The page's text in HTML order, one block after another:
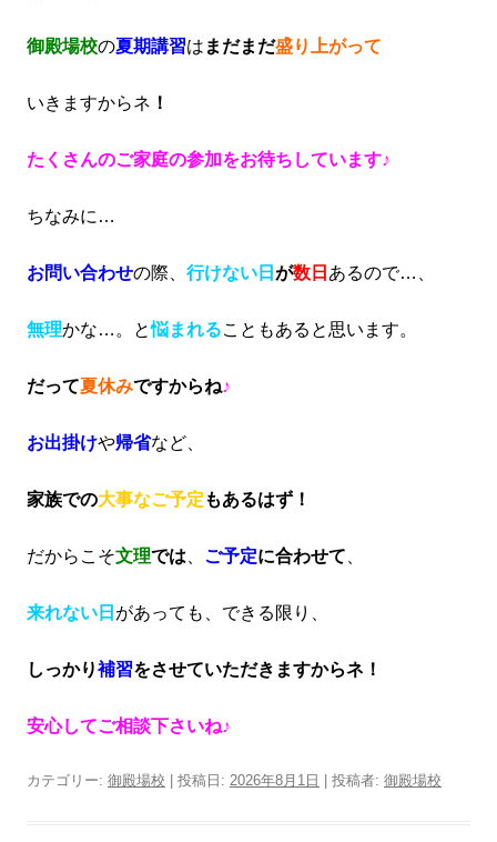
御殿場校の夏期講習は まだまだ盛り上がって
いきますからネ ！
たくさんのご家庭の参加をお待ちしています♪
ちなみに…
お問い合わせの際、 行けない日 が数日 あるので…、
無理かな…。と悩まれることもあると思います。
だって夏休みですからね♪
お出掛けや帰省など、
家族での大事なご予定 もあるはず！
だからこそ文理では ご予定に合わせて
来れない日 があっても、できる限り、
しっかり補習をさせていただきますからネ！
安心してご相談下さいね♪
カテゴリー: 御殿場校 | 投稿日: 2026年8月1日 投稿者: 御殿場校